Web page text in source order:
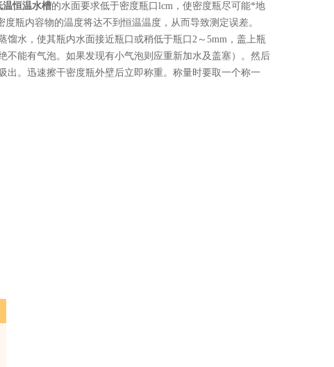
温恒温水槽的水面要求低于密度瓶口lcm，使密度瓶尽可能*地
瓶内容物的温度将达不到恒温温度，从而导致测定误差。
水，使其瓶内水面接近瓶口或稍低于瓶口2～5mm，盖上瓶
能有气泡。如果发现有小气泡则应重新加水及盖塞）。然后
出。迅速擦干密度瓶外壁后立即称重。称量时要取一个称一